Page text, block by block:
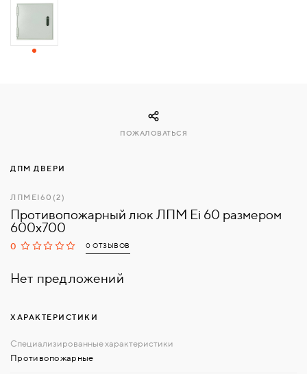
СВЯЗАТЬСЯ
ДПМ ДВЕРИ
ЛПМEI60(2)
Противопожарный люк ЛПМ Ei 60 размером
600x700
0 0 ОТЗЫВОВ
Нет предложений
ПОЖАЛОВАТЬСЯ
ХАРАКТЕРИСТИКИ
Противопожарные